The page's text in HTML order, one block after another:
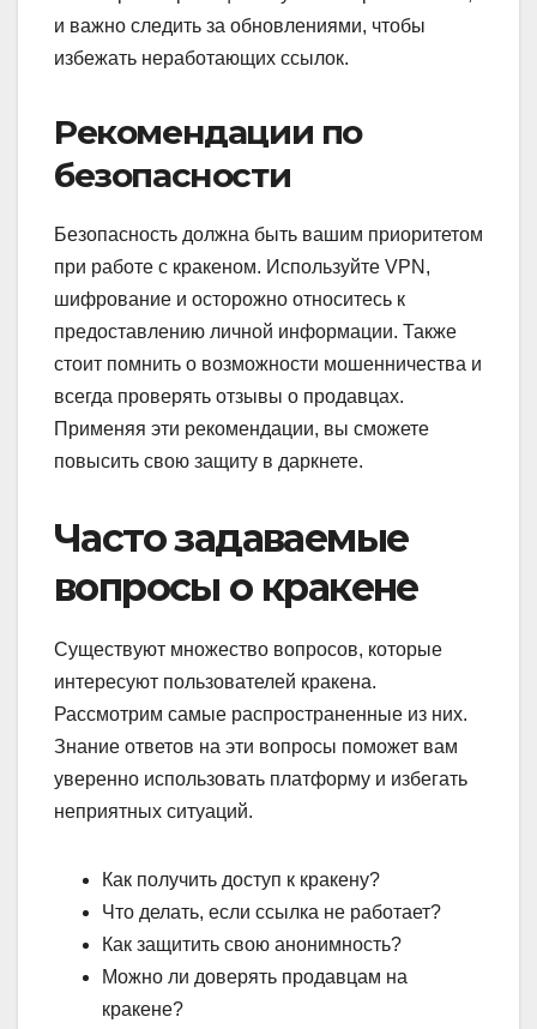
и важно следить за обновлениями, чтобы
избежать неработающих ссылок.
Рекомендации по
безопасности
Безопасность должна быть вашим приоритетом
при работе с кракеном. Используйте VPN,
шифрование и осторожно относитесь к
предоставлению личной информации. Также
стоит помнить о возможности мошенничества и
всегда проверять отзывы о продавцах.
Применяя эти рекомендации, вы сможете
повысить свою защиту в даркнете.
Часто задаваемые
вопросы о кракене
Существуют множество вопросов, которые
интересуют пользователей кракена.
Рассмотрим самые распространенные из них.
Знание ответов на эти вопросы поможет вам
уверенно использовать платформу и избегать
неприятных ситуаций.
Как получить доступ к кракену?
Что делать, если ссылка не работает?
Как защитить свою анонимность?
Можно ли доверять продавцам на
кракене?